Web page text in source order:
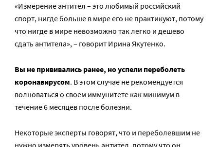
«Измерение антител – это любимый российский
спорт, нигде больше в мире его не практикуют, потому
что нигде в мире невозможно так легко и дешево
сдать антитела», – говорит Ирина Якутенко.
Вы не прививались ранее, но успели переболеть
коронавирусом. В этом случае не рекомендуется
волноваться о своем иммунитете как минимум в
течение 6 месяцев после болезни.
Некоторые эксперты говорят, что и переболевшим не
нужно измерять уровень антител, потому что он